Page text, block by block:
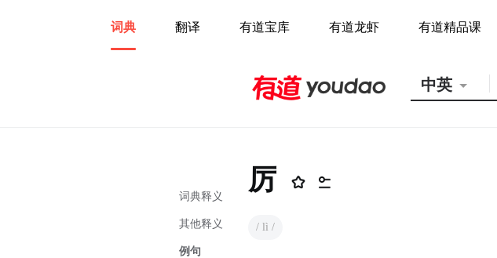
词典 翻译 有道宝库 有道龙虾 有道精品课
中英
词典释义
其他释义
例句
厉
/ lì /